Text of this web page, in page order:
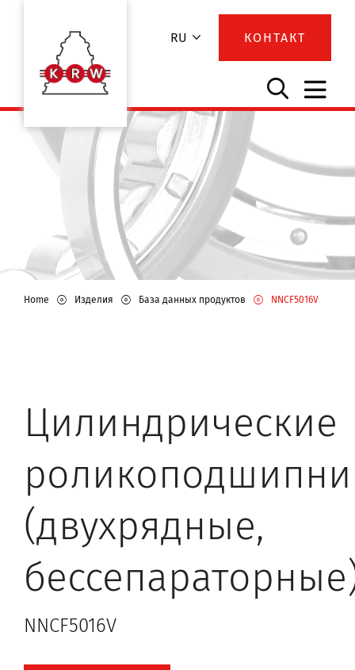
RU КОНТАКТ
Home Изделия База данных продуктов NNCF5016V
Цилиндрические
(двухрядные,
NNCF5016V